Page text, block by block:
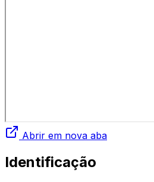
Abrir em nova aba
Identificação